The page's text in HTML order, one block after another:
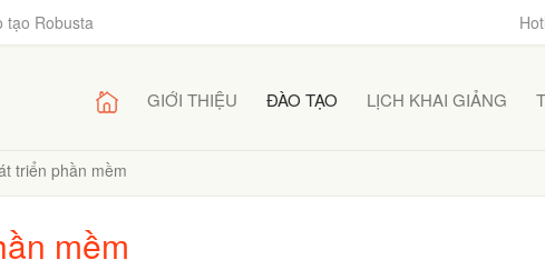
tạo Robusta
GIỚI THIỆU ĐÀO TẠO LỊCH KHAI GIẢNG
triển phần mềm
mềm